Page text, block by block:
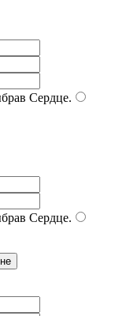
Сердце.
Сердце.